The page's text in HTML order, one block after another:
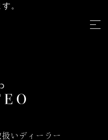
。
扱いディーラー